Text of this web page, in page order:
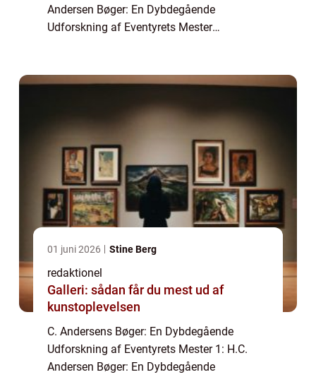
Andersen Bøger: En Dybdegående
Udforskning af Eventyrets Mester
bedst kendt for sine ...
01 juni 2026 Stine Berg
redaktionel
Galleri: sådan får du mest ud af
kunstoplevelsen
C. Andersens Bøger: En Dybdegående
Udforskning af Eventyrets Mester 1: H.C.
Andersen Bøger: En Dybdegående